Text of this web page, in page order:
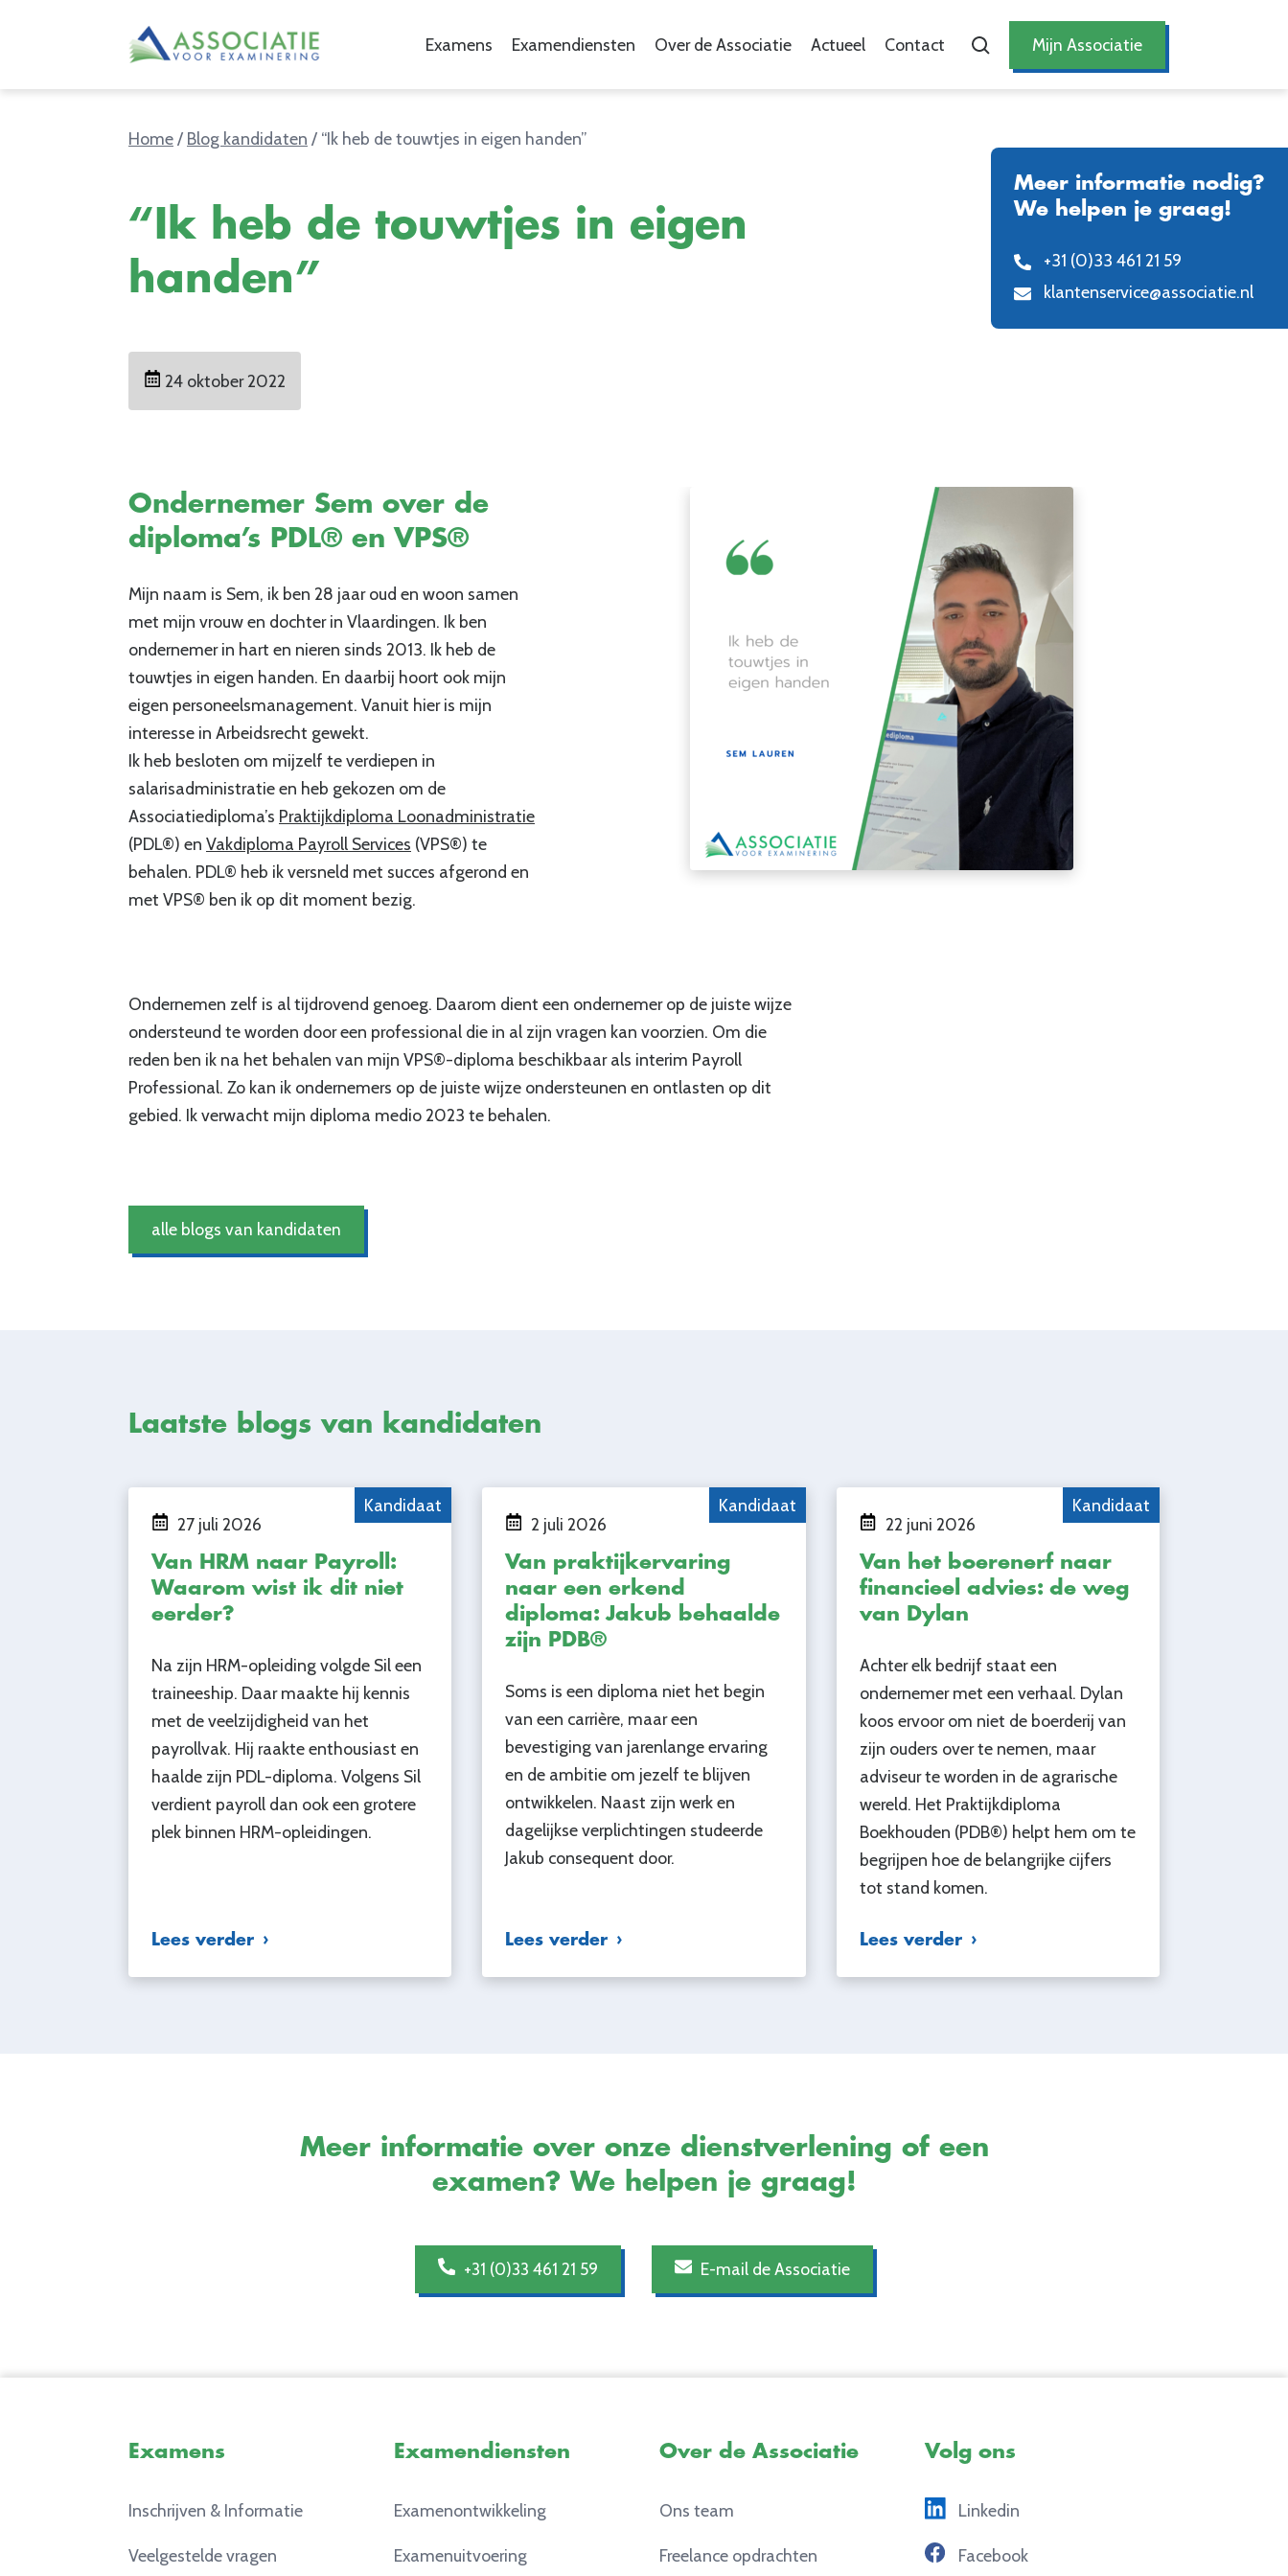
Mijn Associatie
Examens Examendiensten Over de Associatie Actueel Contact
Home/ Blog kandidaten / “Ik heb de touwtjes in eigen handen”
“Ik heb de touwtjes in eigen
handen”
24 oktober 2022
Meer informatie nodig?
We helpen je graag!
+31 (0)33 461 21 59
klantenservice@associatie.nl
Ondernemer Sem over de
diploma’s PDL® en VPS®
Mijn naam is Sem, ik ben 28 jaar oud en woon samen
met mijn vrouw en dochter in Vlaardingen. Ik ben
ondernemer in hart en nieren sinds 2013. Ik heb de
touwtjes in eigen handen. En daarbij hoort ook mijn
eigen personeelsmanagement. Vanuit hier is mijn
interesse in Arbeidsrecht gewekt.
Ik heb besloten om mijzelf te verdiepen in
salarisadministratie en heb gekozen om de
Associatiediploma’s Praktijkdiploma Loonadministratie
(PDL®) en Vakdiploma Payroll Services (VPS®) te
behalen. PDL® heb ik versneld met succes afgerond en
met VPS® ben ik op dit moment bezig.
Ondernemen zelf is al tijdrovend genoeg. Daarom dient een ondernemer op de juiste wijze
ondersteund te worden door een professional die in al zijn vragen kan voorzien. Om die
reden ben ik na het behalen van mijn VPS®-diploma beschikbaar als interim Payroll
Professional. Zo kan ik ondernemers op de juiste wijze ondersteunen en ontlasten op dit
gebied. Ik verwacht mijn diploma medio 2023 te behalen.
alle blogs van kandidaten
Laatste blogs van kandidaten
Kandidaat
27 juli 2026
Van HRM naar Payroll:
Waarom wist ik dit niet
eerder?
Na zijn HRM-opleiding volgde Sil een
traineeship. Daar maakte hij kennis
met de veelzijdigheid van het
payrollvak. Hij raakte enthousiast en
haalde zijn PDL-diploma. Volgens Sil
verdient payroll dan ook een grotere
plek binnen HRM-opleidingen.
Lees verder
Kandidaat
2 juli 2026
Van praktijkervaring
naar een erkend
diploma: Jakub behaalde
zijn PDB®
Soms is een diploma niet het begin
van een carrière, maar een
bevestiging van jarenlange ervaring
en de ambitie om jezelf te blijven
ontwikkelen. Naast zijn werk en
dagelijkse verplichtingen studeerde
Jakub consequent door.
Lees verder
Kandidaat
22 juni 2026
Van het boerenerf naar
financieel advies: de weg
van Dylan
Achter elk bedrijf staat een
ondernemer met een verhaal. Dylan
koos ervoor om niet de boerderij van
zijn ouders over te nemen, maar
adviseur te worden in de agrarische
wereld. Het Praktijkdiploma
Boekhouden (PDB®) helpt hem om te
begrijpen hoe de belangrijke cijfers
tot stand komen.
Lees verder
Meer informatie over onze dienstverlening of een
examen? We helpen je graag!
+31 (0)33 461 21 59 E-mail de Associatie
Examens
Inschrijven & Informatie
Veelgestelde vragen
Examendiensten
Examenontwikkeling
Examenuitvoering
Over de Associatie
Ons team
Freelance opdrachten
Volg ons
Linkedin
Facebook